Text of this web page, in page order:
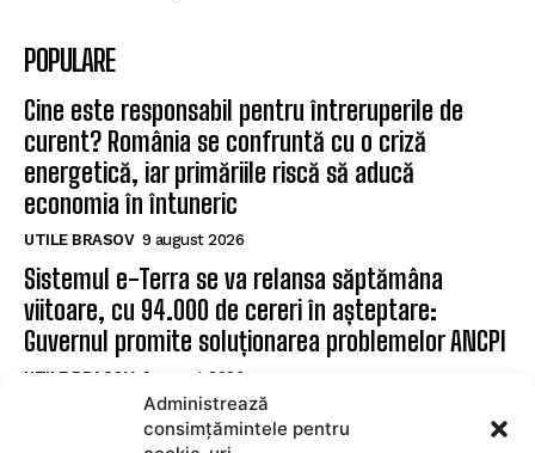
Administrează
consimțămintele pentru
POPULARE
Cine este responsabil pentru întreruperile de
curent? România se confruntă cu o criză
energetică, iar primăriile riscă să aducă
economia în întuneric
UTILE BRASOV 9 august 2026
Sistemul e-Terra se va relansa săptămâna
viitoare, cu 94.000 de cereri în așteptare:
Guvernul promite soluționarea problemelor ANCPI
UTILE BRASOV 9 august 2026
Făgăraș: Cinci posturi de șofer disponibile la